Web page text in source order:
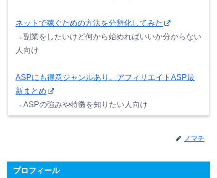
ネットで稼ぐための方法を分類化してみた
→副業をしたいけど何から始めればいいか分からない
人向け
ASPにも得意ジャンルあり。アフィリエイトASP最
新まとめ
→ASPの強みや特徴を知りたい人向け
ノマチ
プロフィール